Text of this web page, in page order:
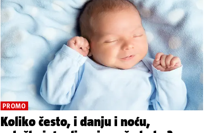
PROMO
Koliko često, i danju i noću,